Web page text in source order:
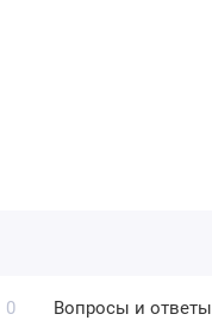
0 Вопросы и ответы